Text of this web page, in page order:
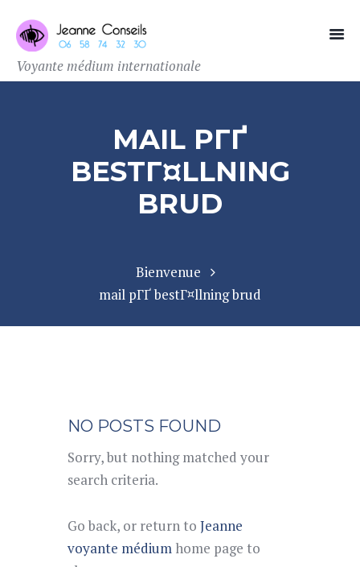
Voyante médium internationale
MAIL PГҐ
BESTГ¤LLNING
BRUD
Bienvenue
mail pГҐ bestГ¤llning brud
NO POSTS FOUND
Sorry, but nothing matched your
search criteria.
Go back, or return to Jeanne
voyante médium home page to